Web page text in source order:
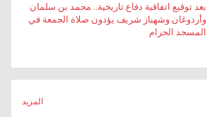
بعد توقيع اتفاقية دفاع تاريخية.. محمد بن سلمان
وأردوغان وشهباز شريف يؤدون صلاة الجمعة في
المسجد الحرام
المزيد